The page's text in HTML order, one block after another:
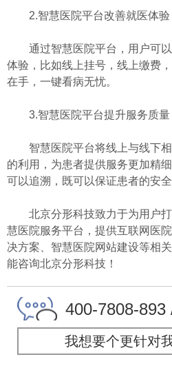
2.智慧医院平台改善就医体验
通过智慧医院平台，用户可以
体验，比如线上挂号，线上缴费
在手，一键看病无忧。
3.智慧医院平台提升服务质量
智慧医院平台将线上与线下相
的利用，为患者提供服务更加精
可以追溯，既可以保证患者的安
北京分形科技致力于为用户打
慧医院服务平台，提供互联网医
决方案、智慧医院网站建设等相
能咨询北京分形科技！
400-7808-893
我想要个更针对